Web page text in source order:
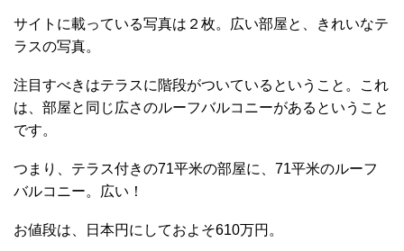
サイトに載っている写真は２枚。広い部屋と、きれいなテ
ラスの写真。
注目すべきはテラスに階段がついているということ。これ
は、部屋と同じ広さのルーフバルコニーがあるということ
です。
つまり、テラス付きの71平米の部屋に、71平米のルーフ
バルコニー。広い！
お値段は、日本円にしておよそ610万円。